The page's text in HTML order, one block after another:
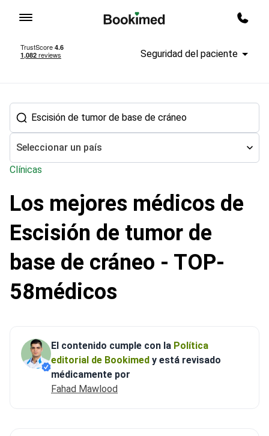
Seguridad del paciente
Seleccionar un país
Clínicas
Tratamiento en el extranjero Neurocirugía los médicos de
Los mejores médicos de
Escisión de tumor de
base de cráneo - TOP-
58médicos
El contenido cumple con la Política
editorial de Bookimed y está revisado
médicamente por
Fahad Mawlood